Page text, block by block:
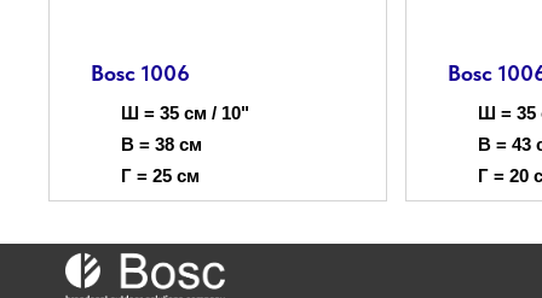
Bosc 1006
Ш = 35 см / 10"
В = 38 см
Г = 25 см
Bosc
Ш = 35
В = 43
Г = 20